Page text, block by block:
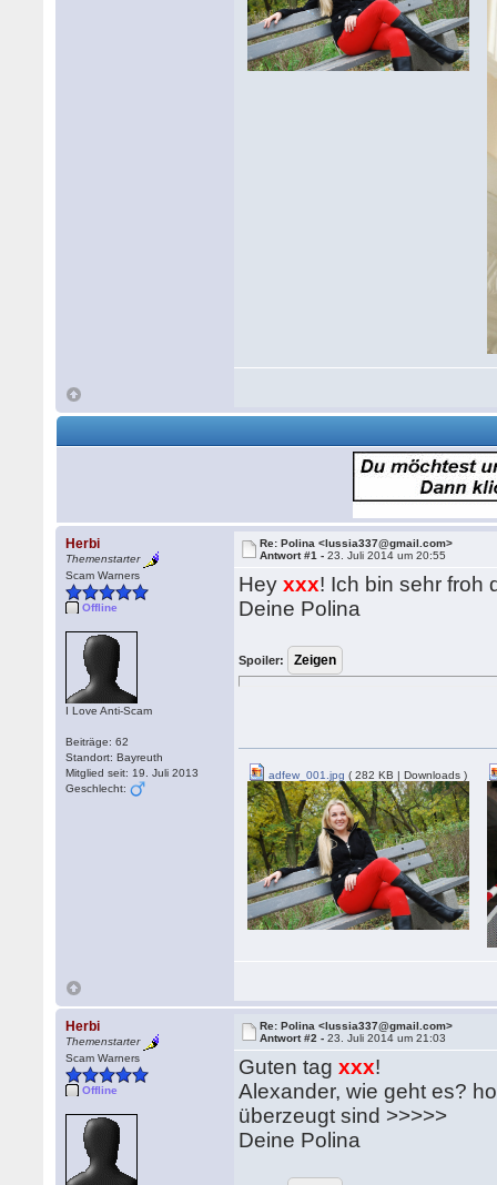
Herbi
Themenstarter
Scam Warners
Offline
I Love Anti-Scam
Beiträge: 62
Standort: Bayreuth
Mitglied seit: 19. Juli 2013
Geschlecht:
Re: Polina <lussia337@gmail.com>
Antwort #1 -23. Juli 2014 um 20:55
Heyxxx! Ich bin sehr froh
Deine Polina
Spoiler:
adfew_001.jpg ( 282 KB | Downloads )
Herbi
Themenstarter
Scam Warners
Offline
Re: Polina <lussia337@gmail.com>
Antwort #2 -23. Juli 2014 um 21:03
Guten tagxxx!
Alexander, wie geht es?
überzeugt sind >>>>>
Deine Polina